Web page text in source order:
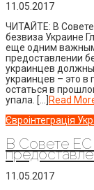
11.05.2017
ЧИТАЙТЕ: В
безвиза Украине
еще одним
предоставлении
украинцев
украинцев – это
остаться в
упала. […] Read
Євроінтеграція
В Совете ЕС
11.05.2017